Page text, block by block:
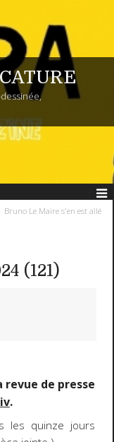
Bruno Le Maire s'en est allé
(121)
de presse
.
les quinze jours